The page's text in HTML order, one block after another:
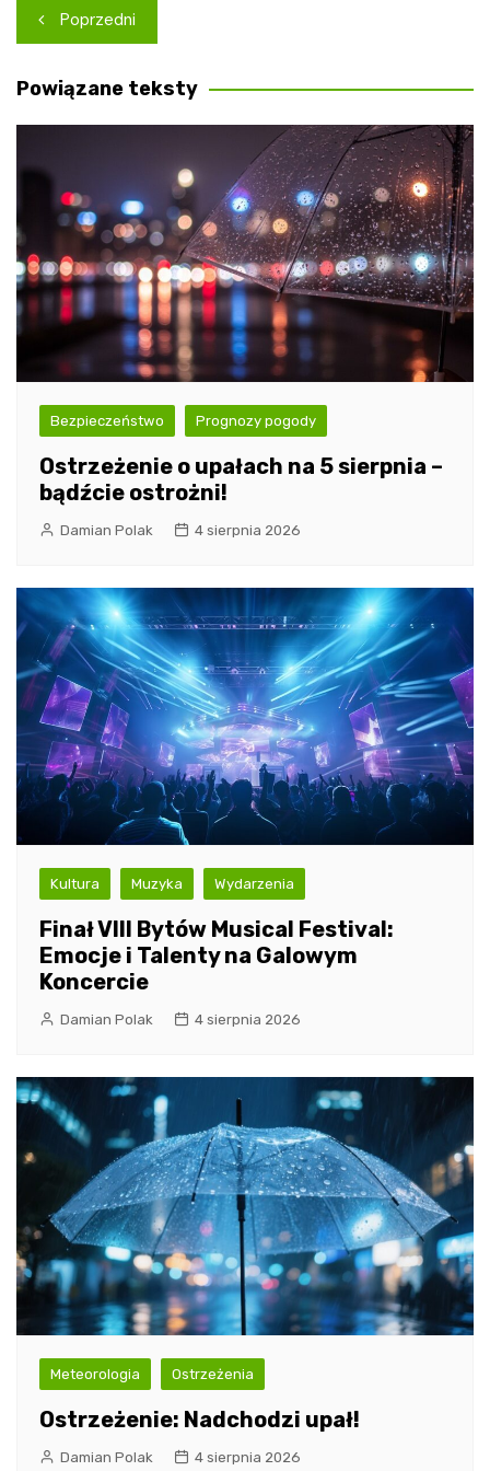
Nawigacja
wpisu
Poprzedni
Powiązane teksty
Bezpieczeństwo Prognozy pogody
Ostrzeżenie o upałach na 5 sierpnia –
bądźcie ostrożni!
Damian Polak 4 sierpnia 2026
Kultura Muzyka Wydarzenia
Finał VIII Bytów Musical Festival:
Emocje i Talenty na Galowym
Koncercie
Damian Polak 4 sierpnia 2026
Meteorologia Ostrzeżenia
Ostrzeżenie: Nadchodzi upał!
Damian Polak 4 sierpnia 2026